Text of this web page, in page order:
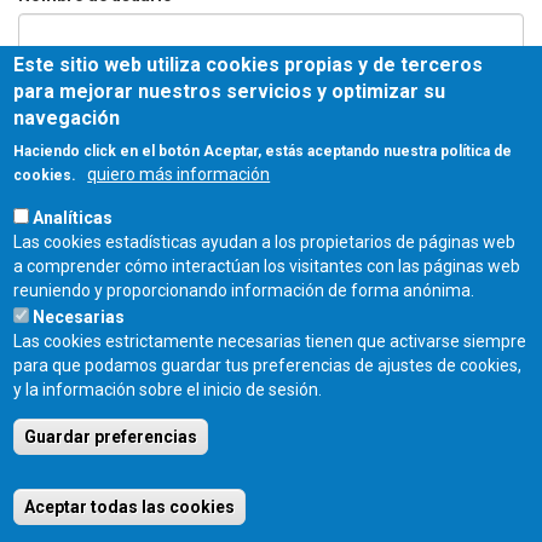
Contraseña*
Entrar
COLEGIO OFICIAL DE ARQUITECTOS DE CASTILLA Y LEÓN ESTE - C/
Miguel Íscar 17, 2º Dcha., 47001 Valladolid - TEL. 983 390 677 -
Este sitio web utiliza cookies propias y de terceros
para mejorar nuestros servicios y optimizar su
navegación
Haciendo click en el botón Aceptar, estás aceptando nuestra política de
cookies.
quiero más información
Analíticas
Las cookies estadísticas ayudan a los propietarios de páginas web
a comprender cómo interactúan los visitantes con las páginas web
reuniendo y proporcionando información de forma anónima.
Necesarias
Las cookies estrictamente necesarias tienen que activarse siempre
para que podamos guardar tus preferencias de ajustes de cookies,
y la información sobre el inicio de sesión.
Guardar preferencias
Aceptar todas las cookies